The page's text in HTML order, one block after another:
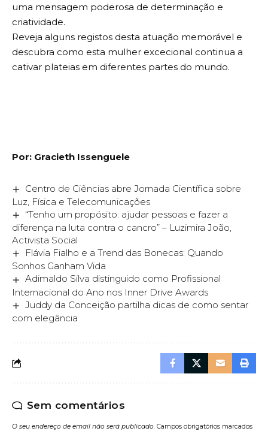
uma mensagem poderosa de determinação e
criatividade.
Reveja alguns registos desta atuação memorável e
descubra como esta mulher excecional continua a
cativar plateias em diferentes partes do mundo.
Por: Gracieth Issenguele
Centro de Ciências abre Jornada Científica sobre
Luz, Física e Telecomunicações
“Tenho um propósito: ajudar pessoas e fazer a
diferença na luta contra o cancro” – Luzimira João,
Activista Social
Flávia Fialho e a Trend das Bonecas: Quando
Sonhos Ganham Vida
Adimaldo Silva distinguido como Profissional
Internacional do Ano nos Inner Drive Awards
Juddy da Conceição partilha dicas de como sentar
com elegância
Sem comentários
O seu endereço de email não será publicado. Campos obrigatórios marcados